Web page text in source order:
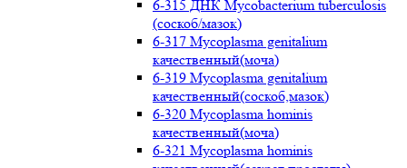
6-315 ДНК Mycobacterium tuberculosis
(соскоб/мазок)
6-317 Mycoplasma genitalium
качественный(моча)
6-319 Mycoplasma genitalium
качественный(соскоб,мазок)
6-320 Mycoplasma hominis
качественный(моча)
6-321 Mycoplasma hominis